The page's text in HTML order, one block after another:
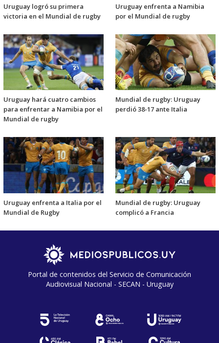
Uruguay logró su primera
victoria en el Mundial de rugby
Uruguay enfrenta a Namibia
por el Mundial de rugby
Uruguay hará cuatro cambios
para enfrentar a Namibia por el
Mundial de rugby
Mundial de rugby: Uruguay
perdió 38-17 ante Italia
Uruguay enfrenta a Italia por el
Mundial de Rugby
Mundial de rugby: Uruguay
complicó a Francia
Portal de contenidos del Servicio de Comunicación
Audiovisual Nacional - SECAN - Uruguay